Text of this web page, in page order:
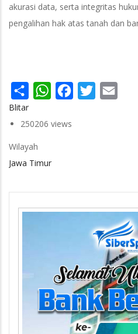
akurasi data, serta integritas
pengalihan hak atas tanah dan
Share WhatsAppFacebook
Twitter
Blitar
250206 views
Wilayah
Jawa Timur